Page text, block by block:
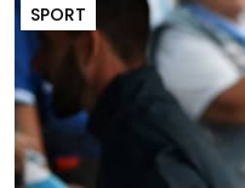
SPORT